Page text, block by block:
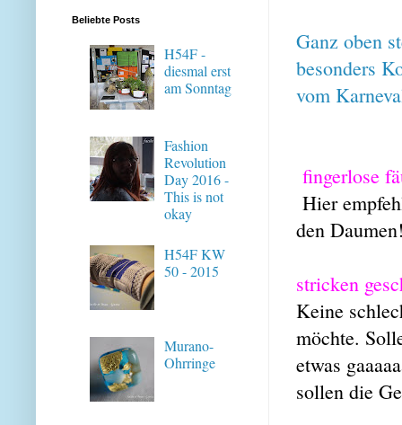
Ganz oben
besonders
vom
fingerlose
Hier
den
stricken
Keine
möchte.
etwas
sollen die
Beliebte Posts
H54F -
diesmal erst
am Sonntag
Fashion
Revolution
Day 2016 -
This is not
okay
H54F KW
50 - 2015
Murano-
Ohrringe